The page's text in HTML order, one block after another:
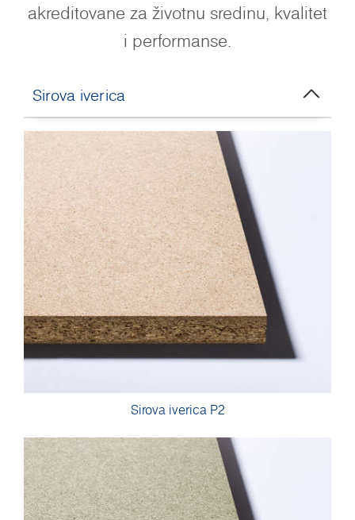
akreditovane za životnu sredinu, kvalitet
i performanse.
Sirova iverica
Sirova iverica P2